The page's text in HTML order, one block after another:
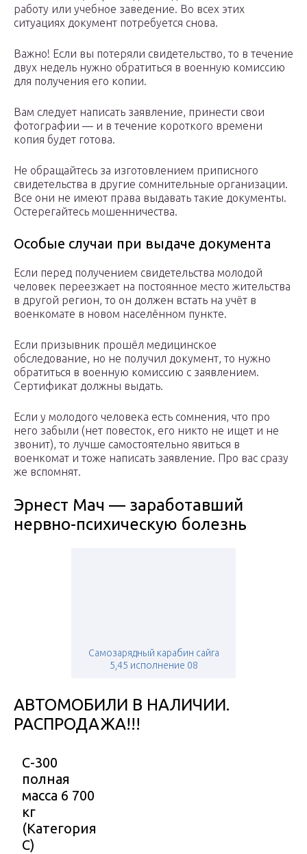
работу или учебное заведение. Во всех этих
ситуациях документ потребуется снова.
Важно! Если вы потеряли свидетельство, то в течение
двух недель нужно обратиться в военную комиссию
для получения его копии.
Вам следует написать заявление, принести свои
фотографии — и в течение короткого времени
копия будет готова.
Не обращайтесь за изготовлением приписного
свидетельства в другие сомнительные организации.
Все они не имеют права выдавать такие документы.
Остерегайтесь мошенничества.
Особые случаи при выдаче документа
Если перед получением свидетельства молодой
человек переезжает на постоянное место жительства
в другой регион, то он должен встать на учёт в
военкомате в новом населённом пункте.
Если призывник прошёл медицинское
обследование, но не получил документ, то нужно
обратиться в военную комиссию с заявлением.
Сертификат должны выдать.
Если у молодого человека есть сомнения, что про
него забыли (нет повесток, его никто не ищет и не
звонит), то лучше самостоятельно явиться в
военкомат и тоже написать заявление. Про вас сразу
же вспомнят.
Эрнест Мач — заработавший
нервно-психическую болезнь
Самозарядный карабин сайга
5,45 исполнение 08
АВТОМОБИЛИ В НАЛИЧИИ.
РАСПРОДАЖА!!!
С-300
полная
масса 6 700
кг
(Категория
С)